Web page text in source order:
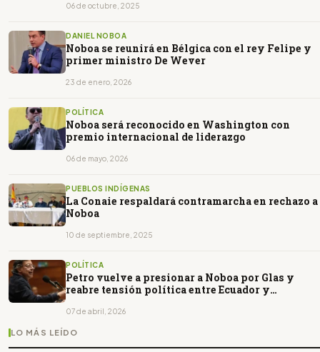
06 de octubre, 2025
DANIEL NOBOA
Noboa se reunirá en Bélgica con el rey Felipe y
primer ministro De Wever
23 de enero, 2026
POLÍTICA
Noboa será reconocido en Washington con
premio internacional de liderazgo
06 de mayo, 2026
PUEBLOS INDÍGENAS
La Conaie respaldará contramarcha en rechazo a
Noboa
10 de septiembre, 2025
POLÍTICA
Petro vuelve a presionar a Noboa por Glas y
reabre tensión política entre Ecuador y
07 de abril, 2026
LO MÁS LEÍDO